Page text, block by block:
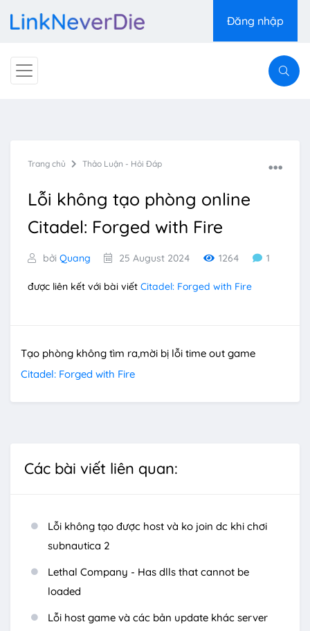
Đăng nhập
Trang chủ Thảo Luận - Hỏi Đáp
Lỗi không tạo phòng online
Citadel: Forged with Fire
bởi Quang 25 August 2024 1264 1
được liên kết với bài viết Citadel: Forged with Fire
Tạo phòng không tìm ra,mời bị lỗi time out game
Citadel: Forged with Fire
Các bài viết liên quan:
Lỗi không tạo được host và ko join dc khi chơi
subnautica 2
Lethal Company - Has dlls that cannot be
loaded
Lỗi host game và các bản update khác server